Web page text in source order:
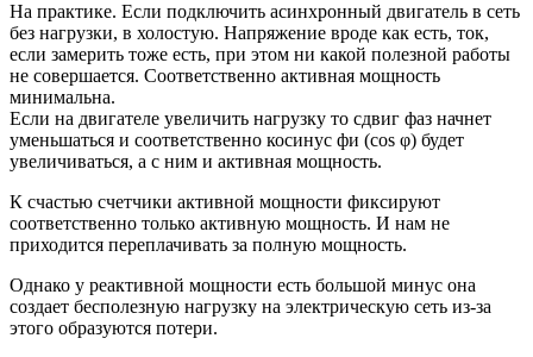
На практике. Если подключить асинхронный двигатель в сеть
без нагрузки, в холостую. Напряжение вроде как есть, ток,
если замерить тоже есть, при этом ни какой полезной работы
не совершается. Соответственно активная мощность
минимальна.
Если на двигателе увеличить нагрузку то сдвиг фаз начнет
уменьшаться и соответственно косинус фи (cos φ) будет
увеличиваться, а с ним и активная мощность.
К счастью счетчики активной мощности фиксируют
соответственно только активную мощность. И нам не
приходится переплачивать за полную мощность.
Однако у реактивной мощности есть большой минус она
создает бесполезную нагрузку на электрическую сеть из-за
этого образуются потери.